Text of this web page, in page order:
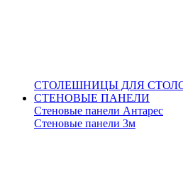
СТОЛЕШНИЦЫ ДЛЯ
СТЕНОВЫЕ ПАНЕЛИ
Стеновые панели Антарес
Стеновые панели 3м